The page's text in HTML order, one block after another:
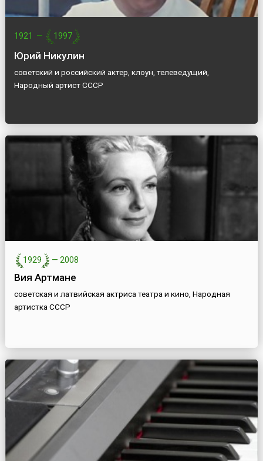
1921 — 1997
Юрий Никулин
советский и российский актер, клоун, телеведущий,
Народный артист СССР
1929 — 2008
Вия Артмане
советская и латвийская актриса театра и кино, Народная
артистка СССР